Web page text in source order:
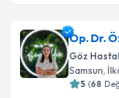
Op. Dr.
Göz
Samsun,
5 (68